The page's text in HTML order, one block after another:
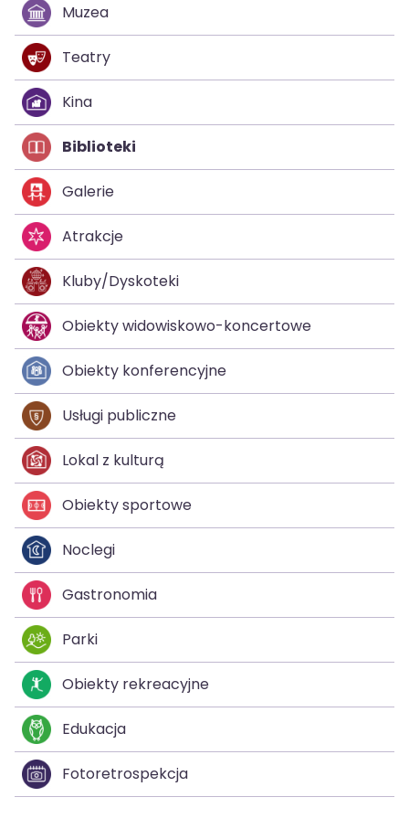
Muzea
Teatry
Kina
Biblioteki
Galerie
Atrakcje
Kluby/Dyskoteki
Obiekty widowiskowo-koncertowe
Obiekty konferencyjne
Usługi publiczne
Lokal z kulturą
Obiekty sportowe
Noclegi
Gastronomia
Parki
Obiekty rekreacyjne
Edukacja
Fotoretrospekcja